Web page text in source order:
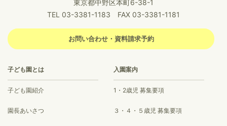
東京都中野区本町6-38-1
TEL 03-3381-1183 FAX 03-3381-1181
お問い合わせ・資料請求予約
子ども園とは
子ども園紹介
園長あいさつ
入園案内
1・2歳児 募集要項
３・４・５歳児 募集要項